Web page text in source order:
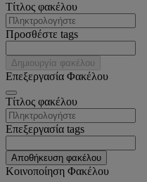
Tίτλος φακέλου
Προσθέστε tags
Δημιουργία φακέλου
Επεξεργασία Φακέλου
Tίτλος φακέλου
Επεξεργασία tags
Αποθήκευση φακέλου
Κοινοποίηση Φακέλου